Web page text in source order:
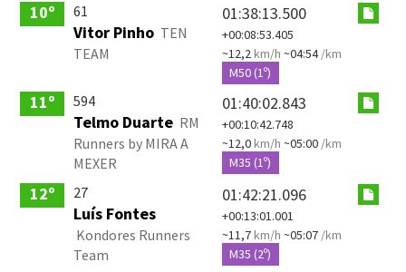
10º 61
Vitor Pinho TEN
TEAM
01:38:13.500
+00:08:53.405
~12,2km/h ~04:54/km
M50 (1º)
11º 594
Telmo Duarte RM
Runners by MIRA A
MEXER
01:40:02.843
+00:10:42.748
~12,0km/h ~05:00 /km
M35 (1º)
12º 27
Luís Fontes
Kondores Runners
Team
01:42:21.096
+00:13:01.001
~11,7km/h ~05:07 /km
M35 (2º)